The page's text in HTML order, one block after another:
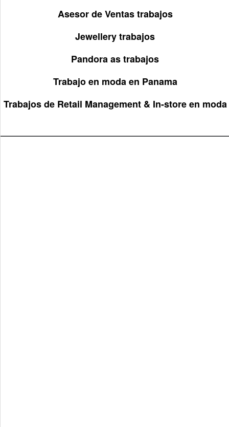
Asesor de Ventas trabajos
Jewellery trabajos
Pandora as trabajos
Trabajo en moda en Panama
Trabajos de Retail Management & In-store en moda